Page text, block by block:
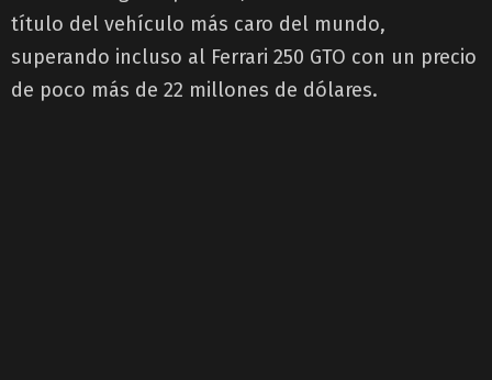
título del vehículo más caro del mundo,
superando incluso al Ferrari 250 GTO con un precio
de poco más de 22 millones de dólares.